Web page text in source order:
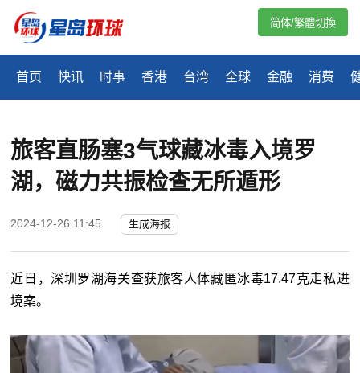
首页 快讯 时事 香港 台湾 全球 金融 消费
简体/繁體切換
旅客直肠塞3气球藏冰毒入境罗
湖，磁力共振检查无所遁形
2024-12-26 11:45 生成海报
近日，深圳罗湖海关查获旅客人体藏匿冰毒17.47克走私进
境案。